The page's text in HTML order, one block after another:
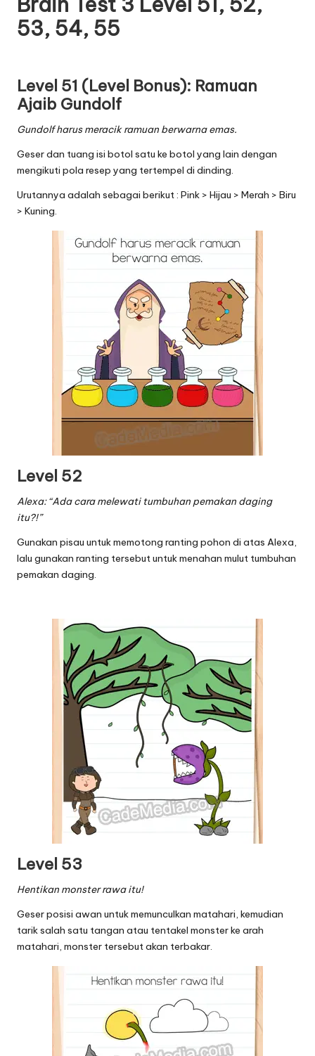
53, 54, 55
Level 51 (Level Bonus): Ramuan
Ajaib Gundolf
Gundolf harus meracik ramuan berwarna emas.
Geser dan tuang isi botol satu ke botol yang lain dengan
mengikuti pola resep yang tertempel di dinding.
Urutannya adalah sebagai berikut : Pink > Hijau > Merah > Biru
> Kuning.
Level 52
Alexa: “Ada cara melewati tumbuhan pemakan daging
itu?!”
Gunakan pisau untuk memotong ranting pohon di atas Alexa,
lalu gunakan ranting tersebut untuk menahan mulut tumbuhan
pemakan daging.
Level 53
Hentikan monster rawa itu!
Geser posisi awan untuk memunculkan matahari, kemudian
tarik salah satu tangan atau tentakel monster ke arah
matahari, monster tersebut akan terbakar.